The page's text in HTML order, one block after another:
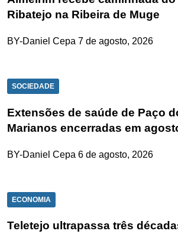
Ribatejo na Ribeira de Muge
BY-Daniel Cepa 7 de agosto, 2026
SOCIEDADE
Extensões de saúde de Paço
Marianos encerradas em
BY-Daniel Cepa 6 de agosto, 2026
ECONOMIA
Teletejo ultrapassa três